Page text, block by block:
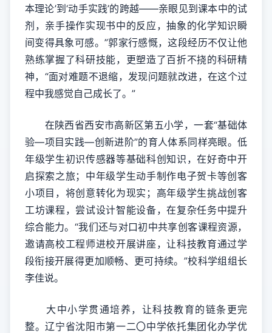
本理论’到‘动手实践’的跨越——亲眼见到课本中的试
剂，亲手操作实现书中的反应，抽象的化学知识瞬
间变得具象可感。”郭家行感慨，这段经历不仅让他
熟练掌握了科研技能，更塑造了百折不挠的科研精
神，“面对难题不退缩，发现问题就改进，在这个过
程中我感觉自己成长了。”
在陕西省西安市高新区第五小学，一套“基础体
验—项目实践—创新进阶”的育人体系同样亮眼。低
年级学生初识传感器等基础科创知识，在好奇中开
启探索之旅；中年级学生动手制作电子贺卡等创客
小项目，将创意转化为现实；高年级学生挑战创客
工坊课程，尝试设计智能设备，在复杂任务中提升
综合能力。“我们还与对口初中共享创客课程资源，
邀请高校工程师进校开展讲座，让科技教育通过学
段衔接开展得更加顺畅、更可持续。”校科学组组长
李佳说。
大中小学贯通培养，让科技教育的链条更完
整。辽宁省沈阳市第一二〇中学依托集团化办学优